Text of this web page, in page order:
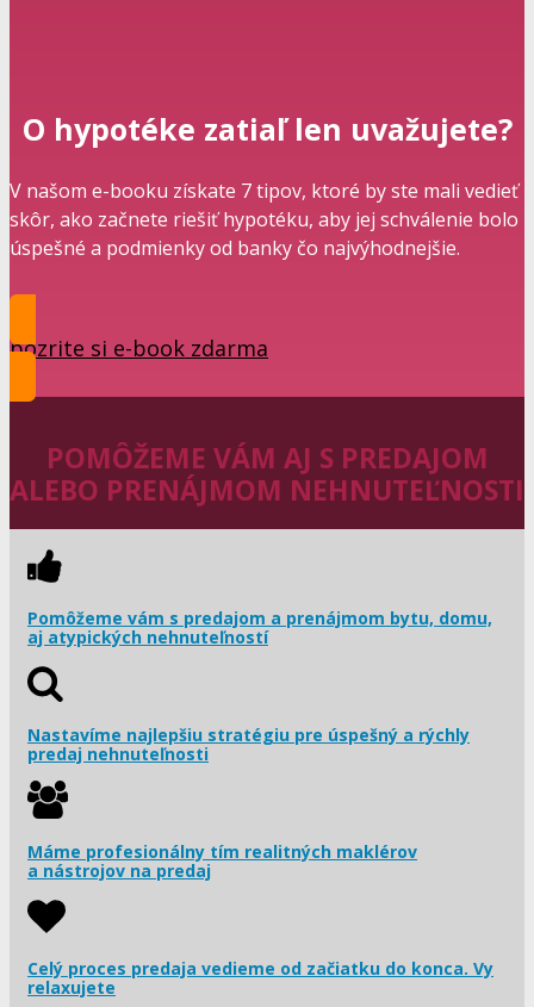
O hypotéke zatiaľ len uvažujete?
V našom e-booku získate 7 tipov, ktoré by ste mali vedieť
skôr, ako začnete riešiť hypotéku, aby jej schválenie bolo
úspešné a podmienky od banky čo najvýhodnejšie.
pozrite si e-book zdarma
POMÔŽEME VÁM AJ S PREDAJOM
ALEBO PRENÁJMOM NEHNUTEĽNOSTI
Pomôžeme vám s predajom a prenájmom bytu, domu,
aj atypických nehnuteľností
Nastavíme najlepšiu stratégiu pre úspešný a rýchly
predaj nehnuteľnosti
Máme profesionálny tím realitných maklérov
a nástrojov na predaj
Celý proces predaja vedieme od začiatku do konca. Vy
relaxujete